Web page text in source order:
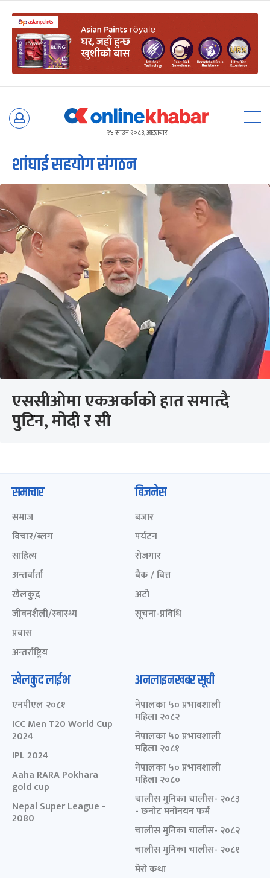
Skip
२४ साउन २०८३, आइतबार
शांघाई सहयोग संगठन
एससीओमा एकअर्काको हात समात्दै
पुटिन, मोदी र सी
समाचार
समाज
विचार/ब्लग
साहित्य
अन्तर्वार्ता
खेलकुद़़
जीवनशैली/स्वास्थ्य
प्रवास
अन्तर्राष्ट्रिय
बिजनेस
बजार
पर्यटन
रोजगार
बैंक / वित्त
अटो
सूचना-प्रविधि
खेलकुद लाईभ
एनपीएल २०८१
ICC Men T20 World Cup
2024
IPL 2024
Aaha RARA Pokhara
gold cup
Nepal Super League -
2080
अनलाइनखबर सूची
नेपालका ५० प्रभावशाली
महिला २०८२
नेपालका ५० प्रभावशाली
महिला २०८१
नेपालका ५० प्रभावशाली
महिला २०८०
चालीस मुनिका चालीस- २०८३
- छनोट मनोनयन फर्म
चालीस मुनिका चालीस- २०८२
चालीस मुनिका चालीस- २०८१
मेरो कथा